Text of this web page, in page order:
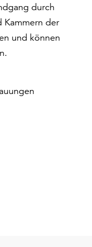
durch
Kammern der
und können